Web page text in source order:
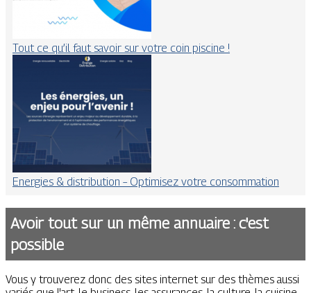
Tout ce qu’il faut savoir sur votre coin piscine !
Energies & distribution – Optimisez votre consommation
Avoir tout sur un même annuaire : c'est
possible
Vous y trouverez donc des sites internet sur des thèmes aussi